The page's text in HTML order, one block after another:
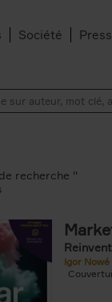
Société
filter
recherche ''
Igor Nowé